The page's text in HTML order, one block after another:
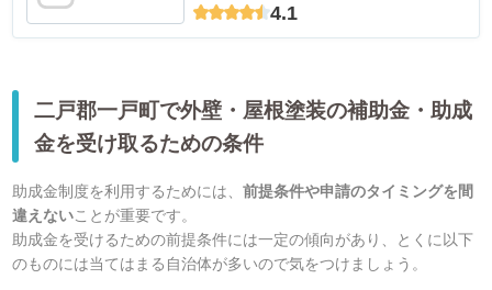
4.1
二戸郡一戸町で外壁・屋根塗装の補助金・助成
金を受け取るための条件
助成金制度を利用するためには、前提条件や申請のタイミングを間
違えないことが重要です。
助成金を受けるための前提条件には一定の傾向があり、とくに以下
のものには当てはまる自治体が多いので気をつけましょう。